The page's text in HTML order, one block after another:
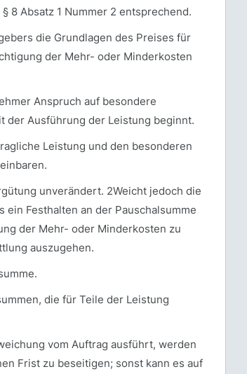
8 Absatz 1 Nummer 2 entsprechend.
die Grundlagen des Preises für
der Mehr- oder Minderkosten
Anspruch auf besondere
der Ausführung der Leistung beginnt.
Leistung und den besonderen
unverändert. 2Weicht jedoch die
Festhalten an der Pauschalsumme
der Mehr- oder Minderkosten zu
auszugehen.
die für Teile der Leistung
vom Auftrag ausführt, werden
Frist zu beseitigen; sonst kann es auf